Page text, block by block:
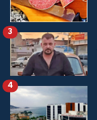
3
4